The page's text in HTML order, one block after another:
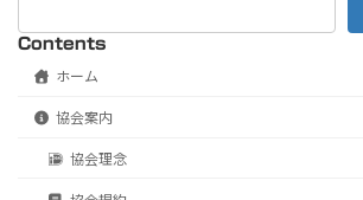
Contents
ホーム
協会案内
協会理念